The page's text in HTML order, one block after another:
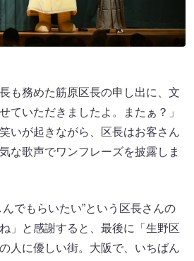
も務めた筋原区長の申し出に、文
ていただきましたよ。またぁ？」
いが起きながら、区長はお客さん
な歌声でワンフレーズを披露しま
でもらいたい”という区長さんの
」と感謝すると、最後に「生野区
人に優しい街。大阪で、いちばん